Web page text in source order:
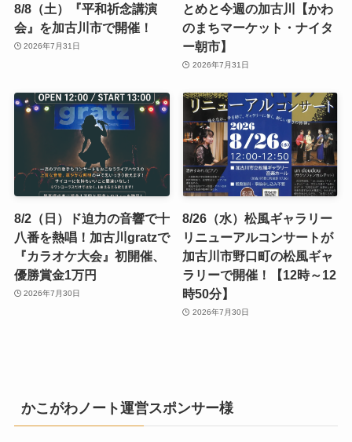
8/8（土）『平和祈念講演
会』を加古川市で開催！
2026年7月31日
とめと今週の加古川【かわ
のまちマーケット・ナイタ
ー朝市】
2026年7月31日
8/2（日）ド迫力の音響で十
八番を熱唱！加古川gratzで
『カラオケ大会』初開催、
優勝賞金1万円
2026年7月30日
8/26（水）松風ギャラリー
リニューアルコンサートが
加古川市野口町の松風ギャ
ラリーで開催！【12時～12
時50分】
2026年7月30日
かこがわノート運営スポンサー様